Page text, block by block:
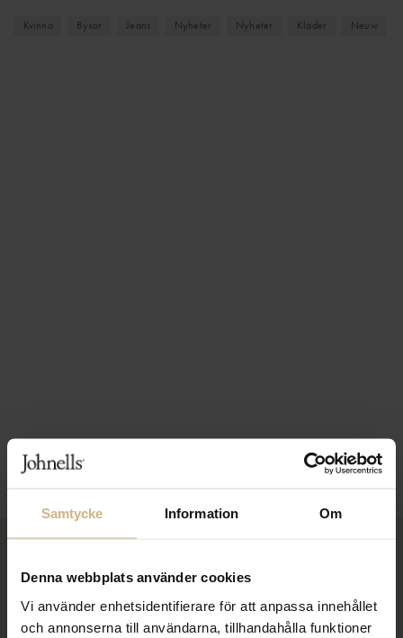
Samtycke Information Om
Denna webbplats använder cookies
Vi använder enhetsidentifierare för att anpassa innehållet
och annonserna till användarna, tillhandahålla funktioner
Kvinna Byxor Jeans Nyheter Nyheter Kläder Neuw
FRI FRAKT FRÅN 999 KR
SAMLA BONUS I KUNDKLUBBEN